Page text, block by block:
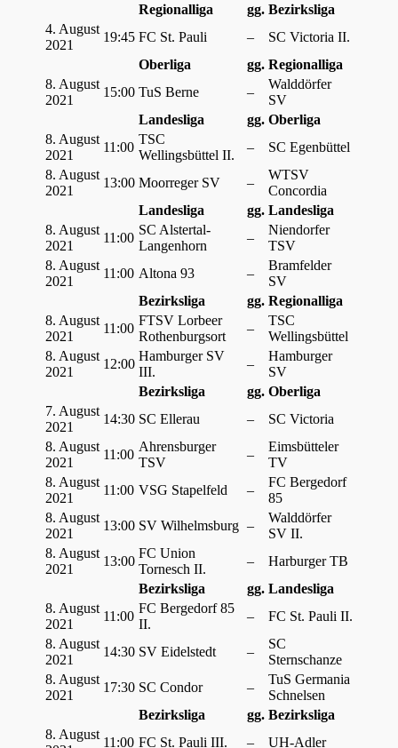
Regionalliga gg. Bezirksliga
4. August
2021
19:45 FC St. Pauli –
SC Victoria II.
Oberliga
gg. Regionalliga
8. August
2021
15:00 TuS Berne –
Walddörfer
SV
Landesliga
gg. Oberliga
8. August
2021
11:00
TSC
Wellingsbüttel II.
–
SC Egenbüttel
8. August
2021
13:00 Moorreger SV –
WTSV
Concordia
Landesliga
gg. Landesliga
8. August
2021
11:00
SC Alstertal-
Langenhorn
–
Niendorfer
TSV
8. August
2021
11:00 Altona 93 –
Bramfelder
SV
Bezirksliga
gg. Regionalliga
8. August
2021
11:00
FTSV Lorbeer
Rothenburgsort
–
TSC
Wellingsbüttel
8. August
2021
12:00
Hamburger SV
III.
–
Hamburger
SV
Bezirksliga
gg. Oberliga
7. August
2021
14:30 SC Ellerau –
SC Victoria
8. August
2021
11:00
Ahrensburger
TSV
–
Eimsbütteler
TV
8. August
2021
11:00 VSG Stapelfeld –
FC Bergedorf
85
8. August
2021
13:00 SV Wilhelmsburg –
Walddörfer
SV II.
8. August
2021
13:00
FC Union
Tornesch II.
–
Harburger TB
Bezirksliga
gg. Landesliga
8. August
2021
11:00
FC Bergedorf 85
II.
–
FC St. Pauli II.
8. August
2021
14:30 SV Eidelstedt –
SC
Sternschanze
8. August
2021
17:30 SC Condor –
TuS Germania
Schnelsen
Bezirksliga
gg. Bezirksliga
8. August
11:00 FC St. Pauli III. –
UH-Adler